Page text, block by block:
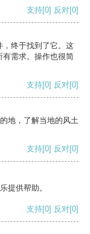
支持[0] 反对[0]
，终于找到了它。这
有需求。操作也很简
支持[0] 反对[0]
地，了解当地的风土
支持[0] 反对[0]
提供帮助。
支持[0] 反对[0]